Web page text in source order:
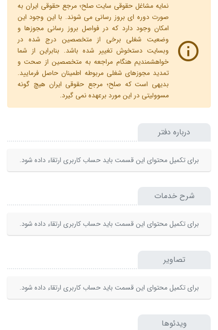
نمایه مشاغل حقوقی سایت صلح؛ مرجع حقوقی ایران به
صورت دوره ای بروز رسانی می شوند. با این وجود این
امکان وجود دارد که در فواصل بروز رسانی مجوزها و
وضعیت شغلی برخی از متخصصین درج شده در
وبسایت دستخوش تغییر شده باشد. بنابراین از شما
خواهشمندیم هنگام مراجعه به متخصصین از صحت و
تمدید مجوزهای شغلی مربوطه اطمینان حاصل فرمایید.
بدیهی است که صلح؛ مرجع حقوقی ایران هیچ گونه
مسوولیتی در این مورد برعهده نمی گیرد.
درباره دفتر
برای تکمیل محتوای این قسمت باید حساب کاربری ارتقاء داده شود.
شرح خدمات
برای تکمیل محتوای این قسمت باید حساب کاربری ارتقاء داده شود.
تصاویر
برای تکمیل محتوای این قسمت باید حساب کاربری ارتقاء داده شود.
ویدئوها